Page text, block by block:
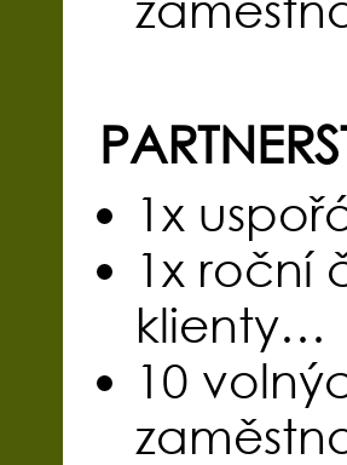
1x
1x roční
klienty…
10